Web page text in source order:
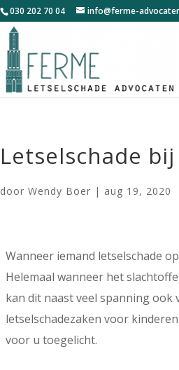
030 202 70 04 info@ferme-
Letselschade
doorWendy Boer | aug 19, 2020
Wanneer iemand letselschade
Helemaal wanneer het
kan dit naast veel spanning ook
letselschadezaken voor
voor u toegelicht.